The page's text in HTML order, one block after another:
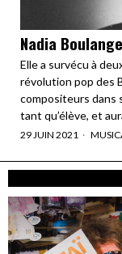
Nadia
Elle a survécu à
révolution pop des
compositeurs dans
tant qu’élève, et
29 JUIN 2021